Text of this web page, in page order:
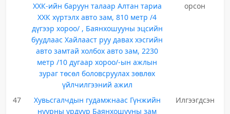
ХХК-ийн баруун талаар Алтан тариа
ХХК хүртэлх авто зам, 810 метр /4
дүгээр хороо/ , Баянхошууны эцсийн
буудлаас Хайлааст руу давах хэсгийн
авто замтай холбох авто зам, 2230
метр /10 дугаар хороо/-ын ажлын
зураг төсөл боловсруулах зөвлөх
үйлчилгээний ажил
орсон
47
Хувьсгалчдын гудамжнаас Гүнжийн
нуурны урдуур Баянхошууны зам
Илгээгдсэн